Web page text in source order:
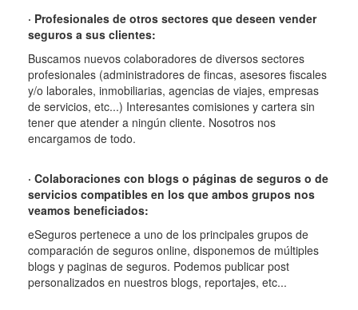
· Profesionales de otros sectores que deseen vender
seguros a sus clientes:
Buscamos nuevos colaboradores de diversos sectores
profesionales (administradores de fincas, asesores fiscales
y/o laborales, inmobiliarias, agencias de viajes, empresas
de servicios, etc...) Interesantes comisiones y cartera sin
tener que atender a ningún cliente. Nosotros nos
encargamos de todo.
· Colaboraciones con blogs o páginas de seguros o de
servicios compatibles en los que ambos grupos nos
veamos beneficiados:
eSeguros pertenece a uno de los principales grupos de
comparación de seguros online, disponemos de múltiples
blogs y paginas de seguros. Podemos publicar post
personalizados en nuestros blogs, reportajes, etc...